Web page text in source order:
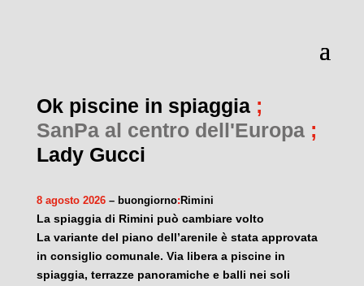
Ok piscine in spiaggia;
SanPa al centro dell'Europa;
Lady Gucci
8 agosto 2026– buongiorno: Rimini
La spiaggia di Rimini può cambiare volto
La variante del piano dell’arenile è stata approvata
in consiglio comunale. Via libera a piscine in
spiaggia, terrazze panoramiche e balli nei soli